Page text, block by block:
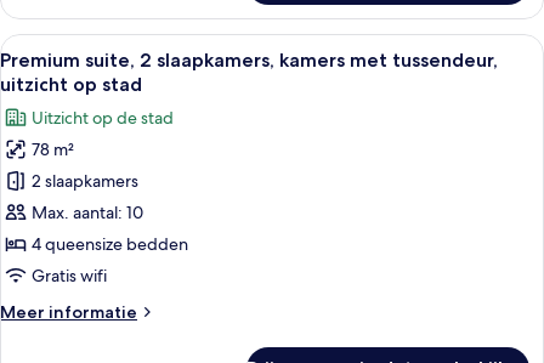
laden
suite,
slaapkamers,
kamers
tussendeur,
uitzicht
op
stad
Alle
foto's
voor
Premium
suite,
2
slaapkamers,
kamers
met
uitzicht
Hypoallergeen beddengoed,
5
Premium suite, 2 slaapkamers, kamers met tussendeur,
uitzicht op stad
Uitzicht op de stad
78 m²
2 slaapkamers
Max. aantal: 10
4 queensize bedden
Gratis wifi
Meer informatie
Meer